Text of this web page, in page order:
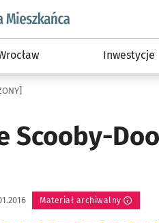
podserwis: Dla
Inwestycje
Scooby-
Materiał archiwalny